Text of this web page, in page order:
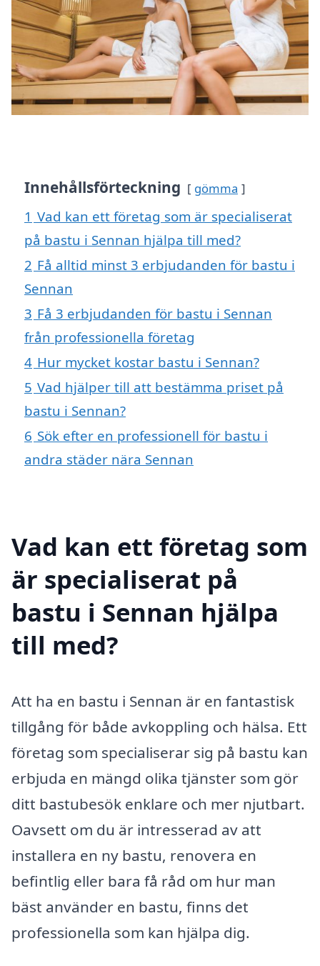
Innehållsförteckning gömma
1 Vad kan ett företag som är specialiserat
på bastu i Sennan hjälpa till med?
2 Få alltid minst 3 erbjudanden för bastu i
Sennan
3 Få 3 erbjudanden för bastu i Sennan
från professionella företag
4 Hur mycket kostar bastu i Sennan?
5 Vad hjälper till att bestämma priset på
bastu i Sennan?
6 Sök efter en professionell för bastu i
andra städer nära Sennan
Vad kan ett företag som
är specialiserat på
bastu i Sennan hjälpa
till med?
Att ha en bastu i Sennan är en fantastisk
tillgång för både avkoppling och hälsa. Ett
företag som specialiserar sig på bastu kan
erbjuda en mängd olika tjänster som gör
ditt bastubesök enklare och mer njutbart.
Oavsett om du är intresserad av att
installera en ny bastu, renovera en
befintlig eller bara få råd om hur man
bäst använder en bastu, finns det
professionella som kan hjälpa dig.